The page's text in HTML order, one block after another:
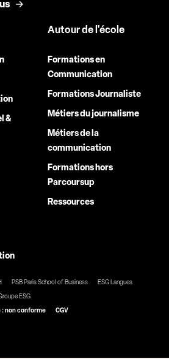
&
Autour de l'école
Formations en
Communication
Formations Journaliste
Métiers du journalisme
Métiers de la
communication
Formations hors
Parcoursup
Ressources
PSB Paris School of Business
ESG Langues
ESG
: non conforme CGV